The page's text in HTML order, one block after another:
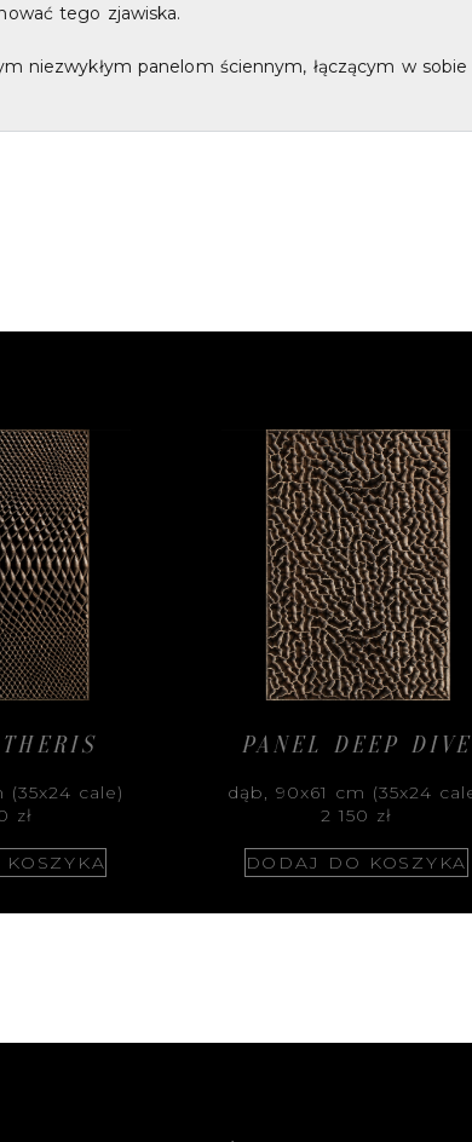
tego zjawiska.
niezwykłym panelom ściennym, łączącym w
(35x24 cale)
zł
PANEL DEEP DIVE
dąb, 90x61 cm (35x24
2 150 zł
DODAJ DO KOSZYKA